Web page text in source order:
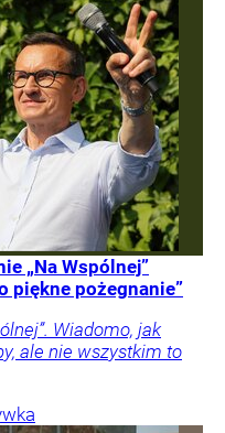
„Na Wspólnej”
piękne pożegnanie”
Wiadomo, jak
ale nie wszystkim to